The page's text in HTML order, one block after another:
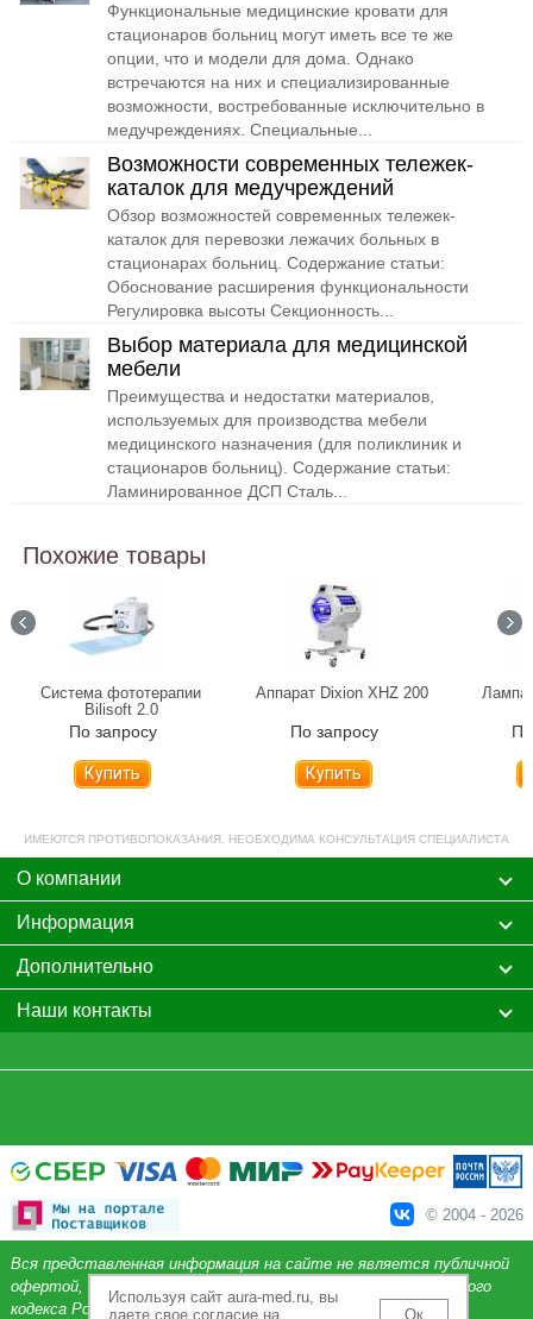
Функциональные медицинские кровати для
стационаров больниц могут иметь все те же
опции, что и модели для дома. Однако
встречаются на них и специализированные
возможности, востребованные исключительно в
медучреждениях. Специальные...
Возможности современных тележек-
каталок для медучреждений
Обзор возможностей современных тележек-
каталок для перевозки лежачих больных в
стационарах больниц. Содержание статьи:
Обоснование расширения функциональности
Регулировка высоты Секционность...
Выбор материала для медицинской
мебели
Преимущества и недостатки материалов,
используемых для производства мебели
медицинского назначения (для поликлиник и
стационаров больниц). Содержание статьи:
Ламинированное ДСП Сталь...
Похожие товары
Система фототерапии
Bilisoft 2.0
По запросу
Купить
Аппарат Dixion XHZ 200
По запросу
Купить
Лампа
ИМЕЮТСЯ ПРОТИВОПОКАЗАНИЯ. НЕОБХОДИМА КОНСУЛЬТАЦИЯ СПЕЦИАЛИСТА
О компании
Информация
Дополнительно
Наши контакты
© 2004 - 2026
Вся представленная информация на сайте не является публичной
офертой, определяемой положениями Статьи 437 Гражданского
кодекса Российской Федерации.
Используя сайт aura-med.ru, вы
даете свое согласие на
Ок